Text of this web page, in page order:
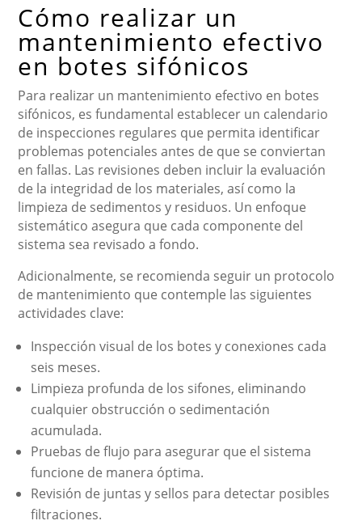
Cómo realizar un
mantenimiento efectivo
en botes sifónicos
Para realizar un mantenimiento efectivo en botes
sifónicos, es fundamental establecer un calendario
de inspecciones regulares que permita identificar
problemas potenciales antes de que se conviertan
en fallas. Las revisiones deben incluir la evaluación
de la integridad de los materiales, así como la
limpieza de sedimentos y residuos. Un enfoque
sistemático asegura que cada componente del
sistema sea revisado a fondo.
Adicionalmente, se recomienda seguir un protocolo
de mantenimiento que contemple las siguientes
actividades clave:
Inspección visual de los botes y conexiones cada
seis meses.
Limpieza profunda de los sifones, eliminando
cualquier obstrucción o sedimentación
acumulada.
Pruebas de flujo para asegurar que el sistema
funcione de manera óptima.
Revisión de juntas y sellos para detectar posibles
filtraciones.